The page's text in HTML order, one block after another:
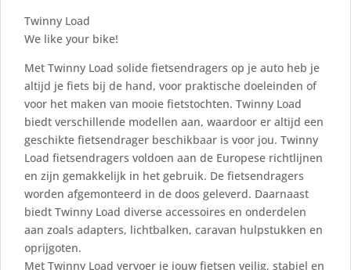
Twinny Load
We like your bike!
Met Twinny Load solide fietsendragers op je auto heb je
altijd je fiets bij de hand, voor praktische doeleinden of
voor het maken van mooie fietstochten. Twinny Load
biedt verschillende modellen aan, waardoor er altijd een
geschikte fietsendrager beschikbaar is voor jou. Twinny
Load fietsendragers voldoen aan de Europese richtlijnen
en zijn gemakkelijk in het gebruik. De fietsendragers
worden afgemonteerd in de doos geleverd. Daarnaast
biedt Twinny Load diverse accessoires en onderdelen
aan zoals adapters, lichtbalken, caravan hulpstukken en
oprijgoten.
Met Twinny Load vervoer je jouw fietsen veilig, stabiel en